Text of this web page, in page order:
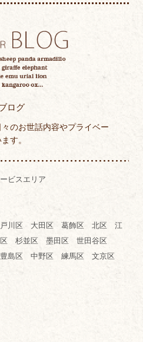
ログ
のお世話内容やプライベー
す。
ビスエリア
川区 大田区 葛飾区 北区 江
杉並区 墨田区 世田谷区
島区 中野区 練馬区 文京区